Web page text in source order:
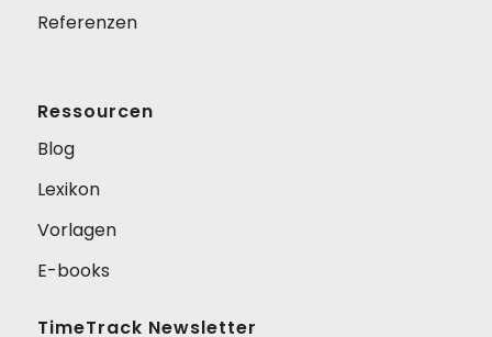
Referenzen
Ressourcen
Blog
Lexikon
Vorlagen
E-books
TimeTrack Newsletter